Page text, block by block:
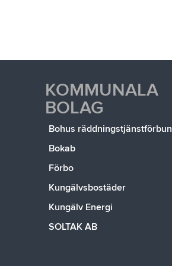
KOMMUNALA
BOLAG
Bohus
Bokab
Förbo
Kungälvsbostäder
Kungälv Energi
SOLTAK AB